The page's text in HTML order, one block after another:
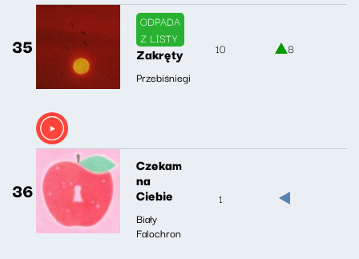
35
ODPADA
Z LISTY
Zakręty
Przebiśniegi
10 8
36
Czekam
na
Ciebie
Biały
Falochron
1